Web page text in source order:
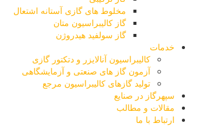
مخلوط های گازی آستانه اشتعال
گاز کالیبراسیون متان
گاز سولفید هیدروژن
خدمات
کالیبراسیون آنالایزر و دتکتور گازی
آزمون گاز های صنعتی و آزمایشگاهی
تولید گازهای کالیبراسیون مرجع
سپهرگاز در صنایع
مقالات و مطالب
ارتباط با ما